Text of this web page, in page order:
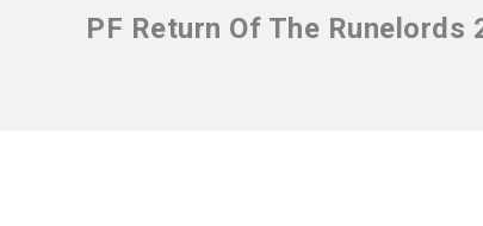
PF Return Of The